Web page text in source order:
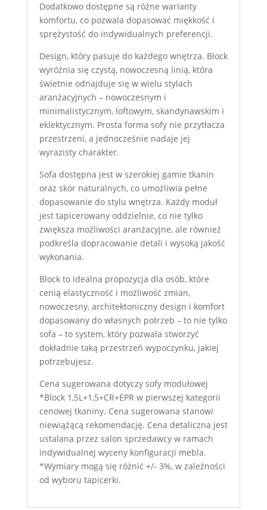
Dodatkowo dostępne są różne warianty
komfortu, co pozwala dopasować miękkość i
sprężystość do indywidualnych preferencji.
Design, który pasuje do każdego wnętrza. Block
wyróżnia się czystą, nowoczesną linią, która
świetnie odnajduje się w wielu stylach
aranżacyjnych – nowoczesnym i
minimalistycznym, loftowym, skandynawskim i
eklektycznym. Prosta forma sofy nie przytłacza
przestrzeni, a jednocześnie nadaje jej
wyrazisty charakter.
Sofa dostępna jest w szerokiej gamie tkanin
oraz skór naturalnych, co umożliwia pełne
dopasowanie do stylu wnętrza. Każdy moduł
jest tapicerowany oddzielnie, co nie tylko
zwiększa możliwości aranżacyjne, ale również
podkreśla dopracowanie detali i wysoką jakość
wykonania.
Block to idealna propozycja dla osób, które
cenią elastyczność i możliwość zmian,
nowoczesny, architektoniczny design i komfort
dopasowany do własnych potrzeb – to nie tylko
sofa – to system, który pozwala stworzyć
dokładnie taką przestrzeń wypoczynku, jakiej
potrzebujesz.
Cena sugerowana dotyczy sofy modułowej
*Block 1,5L+1,5+CR+EPR w pierwszej kategorii
cenowej tkaniny. Cena sugerowana stanowi
niewiążącą rekomendację. Cena detaliczna jest
ustalana przez salon sprzedawcy w ramach
indywidualnej wyceny konfiguracji mebla.
*Wymiary mogą się różnić +/- 3%, w zależności
od wyboru tapicerki.